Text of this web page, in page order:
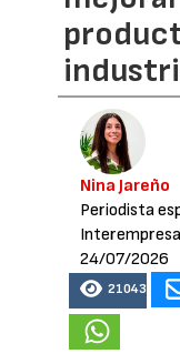
Nina Jareño
Periodista
24/07/2026
21043